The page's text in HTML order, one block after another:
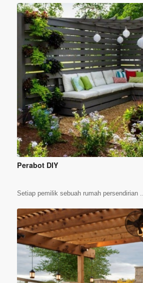
Perabot DIY
Setiap pemilik sebuah rumah persendirian ...